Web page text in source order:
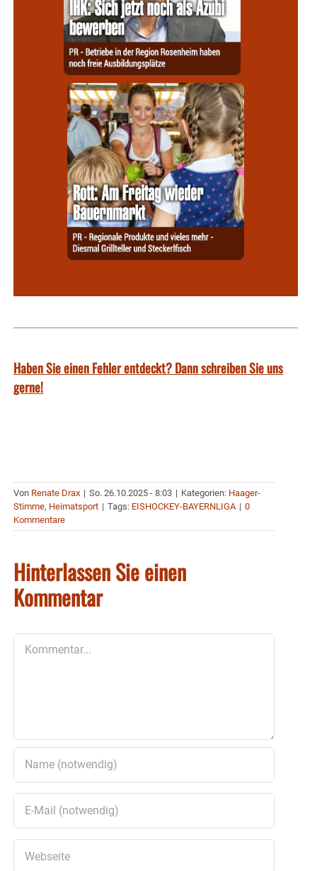
Haben Sie einen Fehler entdeckt? Dann schreiben Sie uns
gerne!
Von Renate Drax | So. 26.10.2025 - 8:03 | Kategorien: Haager-
Stimme, Heimatsport | Tags: EISHOCKEY-BAYERNLIGA | 0
Kommentare
Hinterlassen Sie einen
Kommentar